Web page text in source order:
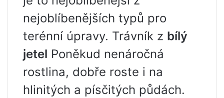
nejoblíbenějších typů pro
terénní úpravy. Trávník z bílý
jetel Poněkud nenáročná
rostlina, dobře roste i na
hlinitých a písčitých půdách.